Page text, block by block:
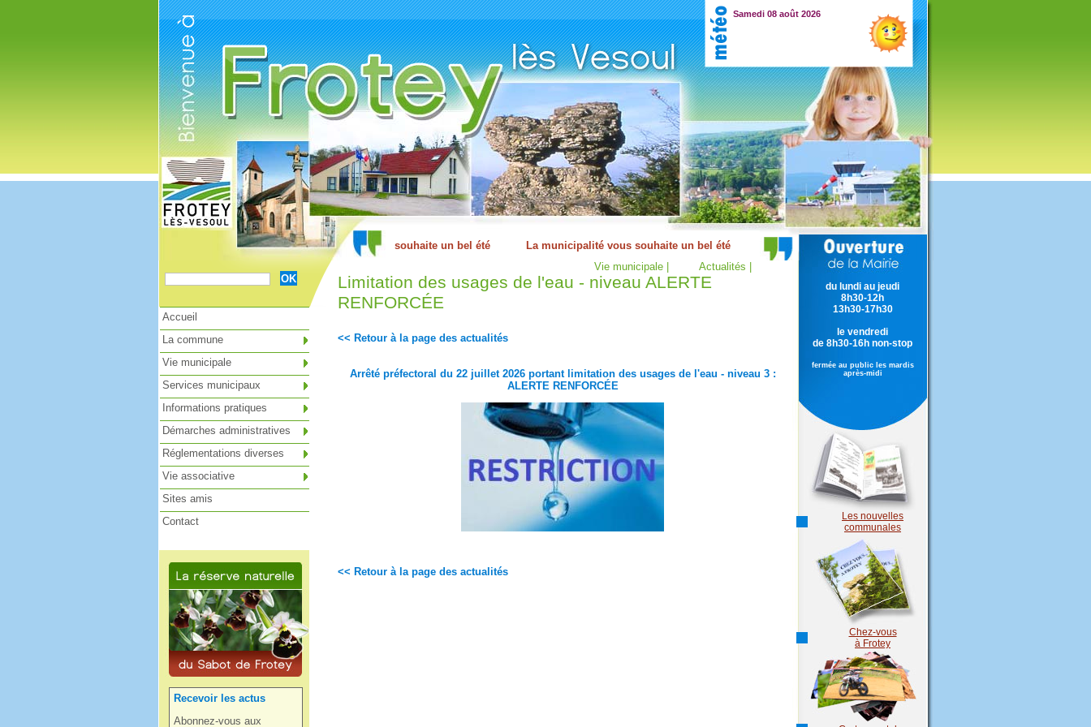
Samedi 08 août 2026
Recevoir les actus
Abonnez-vous aux
Vie municipale | Actualités |
Limitation des usages de l'eau - niveau ALERTE
RENFORCÉE
<< Retour à la page des actualités
Arrêté préfectoral du 22 juillet 2026 portant limitation des usages de l'eau - niveau 3 :
ALERTE RENFORCÉE
<< Retour à la page des actualités
du lundi au jeudi
8h30-12h
13h30-17h30
le vendredi
de 8h30-16h non-stop
fermée au public les mardis
après-midi
Les nouvelles
communales
Chez-vous
à Frotey
Accueil
La commune
Vie municipale
Services municipaux
Informations pratiques
Démarches administratives
Réglementations diverses
Vie associative
Sites amis
Contact